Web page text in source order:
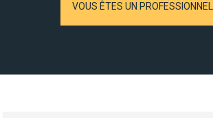
VOUS ÊTES UN PROFESSIONNEL